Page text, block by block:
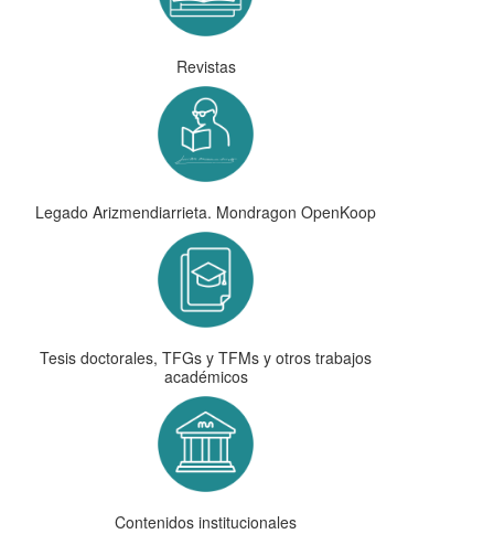
Revistas
Legado Arizmendiarrieta. Mondragon OpenKoop
Tesis doctorales, TFGs y TFMs y otros trabajos
académicos
Contenidos institucionales